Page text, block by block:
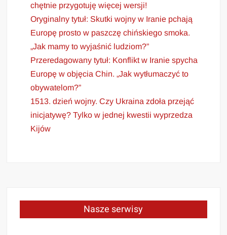
chętnie przygotuję więcej wersji!
Oryginalny tytuł: Skutki wojny w Iranie pchają
Europę prosto w paszczę chińskiego smoka.
„Jak mamy to wyjaśnić ludziom?”
Przeredagowany tytuł: Konflikt w Iranie spycha
Europę w objęcia Chin. „Jak wytłumaczyć to
obywatelom?”
1513. dzień wojny. Czy Ukraina zdoła przejąć
inicjatywę? Tylko w jednej kwestii wyprzedza
Kijów
Nasze serwisy